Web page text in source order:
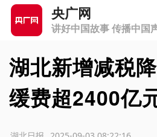
央广网
讲好中国故事 传播中国
湖北新增减税
缓费超2400亿